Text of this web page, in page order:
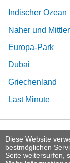
Diese Website
bestmöglichen
Seite weitersurfen,
Indischer Ozean
Naher und
Europa-Park
Dubai
Griechenland
Last Minute